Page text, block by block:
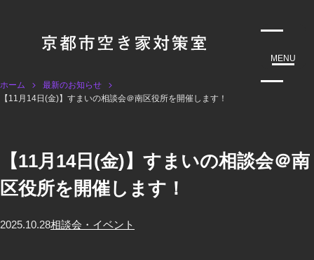
MENU
ホーム
最新のお知らせ
【11月14日(金)】すまいの相談会＠南区役所を開催します！
【11月14日(金)】すまいの相談会＠南
区役所を開催します！
2025.10.28相談会・イベント